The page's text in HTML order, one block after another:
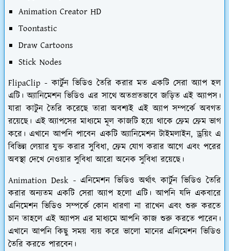
Animation Creator HD
Toontastic
Draw Cartoons
Stick Nodes
FlipaClip - কার্টুন ভিডিও তৈরি করার মত একটি সেরা অ্যাপ হল
এটি। অ্যানিমেশন ভিডিও এর সাথে অতপ্রতভাবে জড়িত এই অ্যাপস।
যারা কাটুন তৈরি করেছে তারা অবশ্যই এই অ্যাপ সম্পর্কে অবগত
রয়েছে। এই অ্যাপসের মাধ্যমে মূল কাজটি হয়ে থাকে ফ্রেম ফ্রেম ভাগ
করে। এখানে আপনি পাবেন একটি অ্যানিমেশন টাইমলাইন, ড্রয়িং এ
বিভিন্ন লেয়ার যুক্ত করার সুবিধা, ফ্রেম যোগ করার আগে এবং পরের
অবস্থা দেখে নেওয়ার সুবিধা আরো অনেক সুবিধা রয়েছে।
Animation Desk - এনিমেশন ভিডিও অর্থাৎ কার্টুন ভিডিও তৈরি
করার অন্যতম একটি সেরা অ্যাপ হলো এটি। আপনি যদি একবারে
এনিমেশন ভিডিও সম্পর্কে কোন ধারণা না রাখেন এবং শুরু করতে
চান তাহলে এই অ্যাপস এর মাধ্যমে আপনি কাজ শুরু করতে পারেন।
এখানে আপনি কিছু সময় ব্যয় করে ভালো মানের এনিমেশন ভিডিও
তৈরি করতে পারবেন।